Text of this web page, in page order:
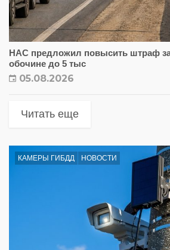
НАС предложил повысить штраф
обочине до 5 тыс
05.08.2026
Читать еще
КАМЕРЫ ГИБДД НОВОСТИ